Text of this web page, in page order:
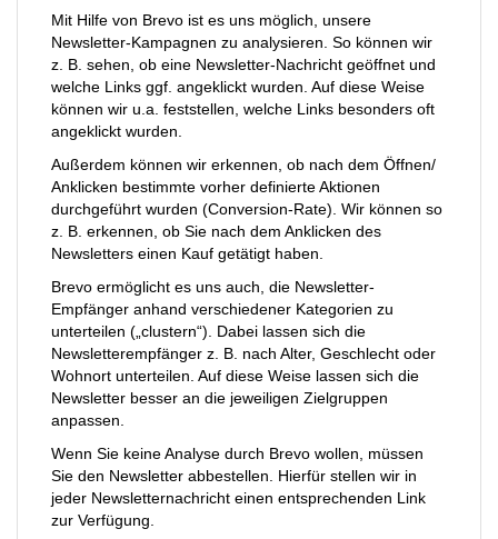
Mit Hilfe von Brevo ist es uns möglich, unsere
Newsletter-Kampagnen zu analysieren. So können wir
z. B. sehen, ob eine Newsletter-Nachricht geöffnet und
welche Links ggf. angeklickt wurden. Auf diese Weise
können wir u.a. feststellen, welche Links besonders oft
angeklickt wurden.
Außerdem können wir erkennen, ob nach dem Öffnen/
Anklicken bestimmte vorher definierte Aktionen
durchgeführt wurden (Conversion-Rate). Wir können so
z. B. erkennen, ob Sie nach dem Anklicken des
Newsletters einen Kauf getätigt haben.
Brevo ermöglicht es uns auch, die Newsletter-
Empfänger anhand verschiedener Kategorien zu
unterteilen („clustern“). Dabei lassen sich die
Newsletterempfänger z. B. nach Alter, Geschlecht oder
Wohnort unterteilen. Auf diese Weise lassen sich die
Newsletter besser an die jeweiligen Zielgruppen
anpassen.
Wenn Sie keine Analyse durch Brevo wollen, müssen
Sie den Newsletter abbestellen. Hierfür stellen wir in
jeder Newsletternachricht einen entsprechenden Link
zur Verfügung.